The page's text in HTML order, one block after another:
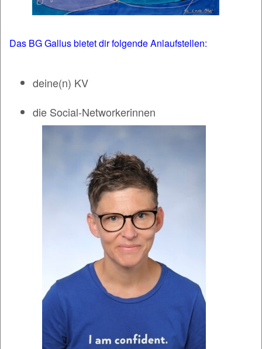
Das BG Gallus bietet dir folgende Anlaufstellen:
deine(n) KV
die Social-Networkerinnen